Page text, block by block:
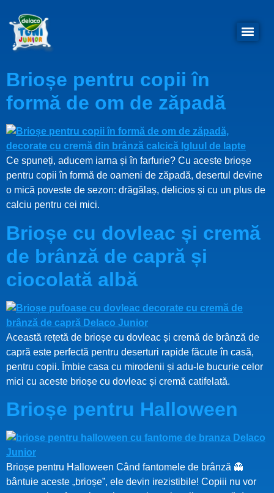
Brioșe pentru copii în
formă de om de zăpadă
Ce spuneți, aducem iarna și în farfurie? Cu aceste brioșe
pentru copii în formă de oameni de zăpadă, desertul devine
o mică poveste de sezon: drăgălaș, delicios și cu un plus de
calciu pentru cei mici.
Brioșe cu dovleac și cremă
de brânză de capră și
ciocolată albă
Această rețetă de brioșe cu dovleac și cremă de brânză de
capră este perfectă pentru deserturi rapide făcute în casă,
pentru copii. Îmbie casa cu mirodenii și adu-le bucurie celor
mici cu aceste brioșe cu dovleac și cremă catifelată.
Brioșe pentru Halloween
Brioșe pentru Halloween Când fantomele de brânză 👻
bântuie aceste „brioșe”, ele devin irezistibile! Copiii nu vor